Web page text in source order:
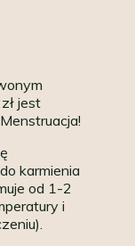
jest
karmienia
od 1-2
i